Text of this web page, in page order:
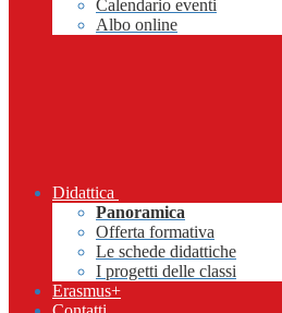
Calendario eventi
Albo online
Didattica
Panoramica
Offerta formativa
Le schede didattiche
I progetti delle classi
Erasmus+